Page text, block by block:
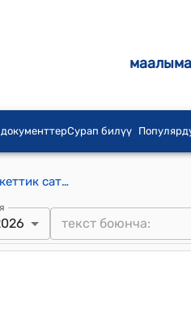
Сурап билүү
Кыргыз Республикасынын Финансы министрлигине караштуу Мамлекеттик сатып алуулар департаментинин алдындагы "Сатып алуулар борбору" мамлекеттик мекемеси жөнүндө жобо (КР Министрлер Кабинетинин 2023-жылдын 16-майындагы №263 токтомуна)